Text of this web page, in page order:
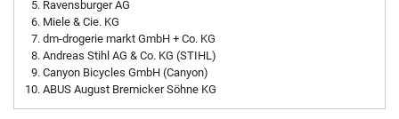
Ravensburger AG
Miele & Cie. KG
dm-drogerie markt GmbH + Co. KG
Andreas Stihl AG & Co. KG (STIHL)
Canyon Bicycles GmbH (Canyon)
ABUS August Bremicker Söhne KG